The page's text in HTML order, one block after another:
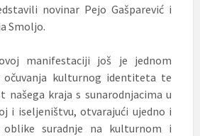
novinar Pejo Gašparević i
Smoljo.
manifestaciji još je jednom
očuvanja kulturnog identiteta te
našega kraja s sunarodnjacima u
i iseljeništvu, otvarajući ujedno i
suradnje na kulturnom i